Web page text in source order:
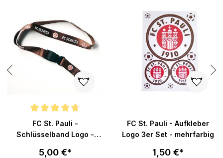
Durchschnittliche Bewertung von 4.8 von 5 Sternen
FC St. Pauli -
Schlüsselband Logo -
5,00 €*
FC St. Pauli - Aufkleber
Logo 3er Set - mehrfarbig
1,50 €*